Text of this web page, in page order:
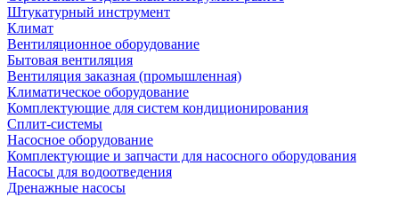
Штукатурный инструмент
Климат
Вентиляционное оборудование
Бытовая вентиляция
Вентиляция заказная (промышленная)
Климатическое оборудование
Комплектующие для систем кондиционирования
Сплит-системы
Насосное оборудование
Комплектующие и запчасти для насосного оборудования
Насосы для водоотведения
Дренажные насосы